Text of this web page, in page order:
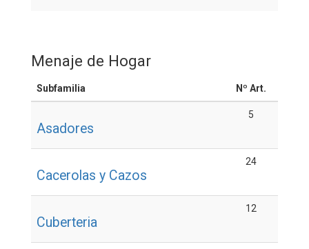
Menaje de Hogar
Subfamilia Nº Art.
Asadores
5
Cacerolas y Cazos
24
Cuberteria
12